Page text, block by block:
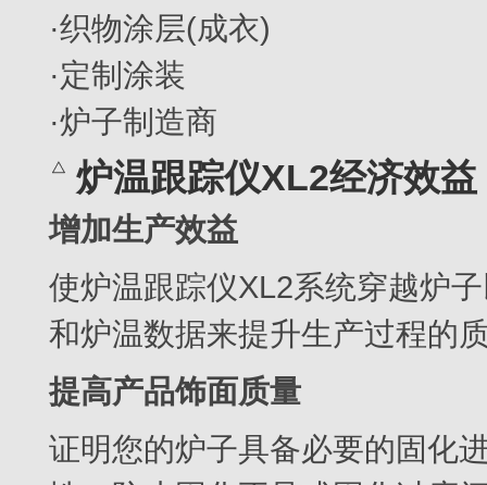
·织物涂层(成衣)
·定制涂装
·炉子制造商
炉温跟踪仪XL2经济效益
增加生产效益
使炉温跟踪仪XL2系统穿越炉
和炉温数据来提升生产过程的
提高产品饰面质量
证明您的炉子具备必要的固化